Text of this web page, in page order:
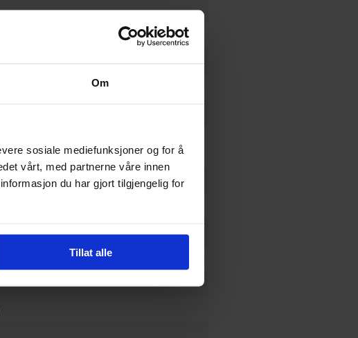
Om
sosiale mediefunksjoner og for å
vårt, med partnerne våre innen
du har gjort tilgjengelig for
Tillat alle
Fantasy